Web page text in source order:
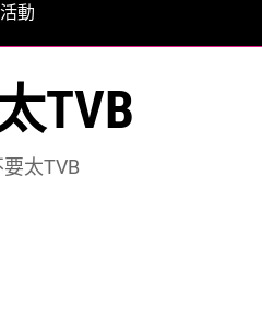
活動
TVB
太TVB